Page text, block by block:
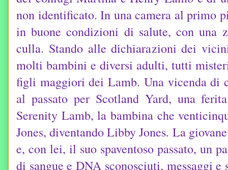
non identificato. In una camera al primo
in buone condizioni di salute, con una
culla. Stando alle dichiarazioni dei
molti bambini e diversi adulti, tutti
figli maggiori dei Lamb. Una vicenda di
al passato per Scotland Yard, una
Serenity Lamb, la bambina che
Jones, diventando Libby Jones. La
e, con lei, il suo spaventoso passato, un
di sangue e DNA sconosciuti, messaggi